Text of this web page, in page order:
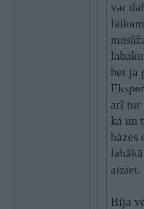
var
bet ja
arī tur
kā un
bāzes
aiziet.
Bija